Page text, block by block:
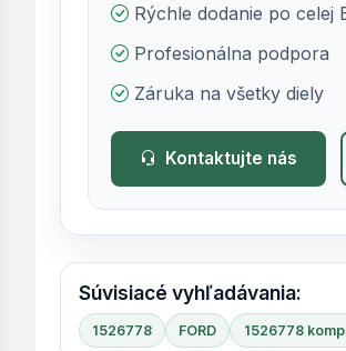
Rýchle dodanie po celej
Profesionálna podpora
Záruka na všetky diely
Kontaktujte nás
Súvisiacé vyhľadávania:
1526778 FORD 1526778